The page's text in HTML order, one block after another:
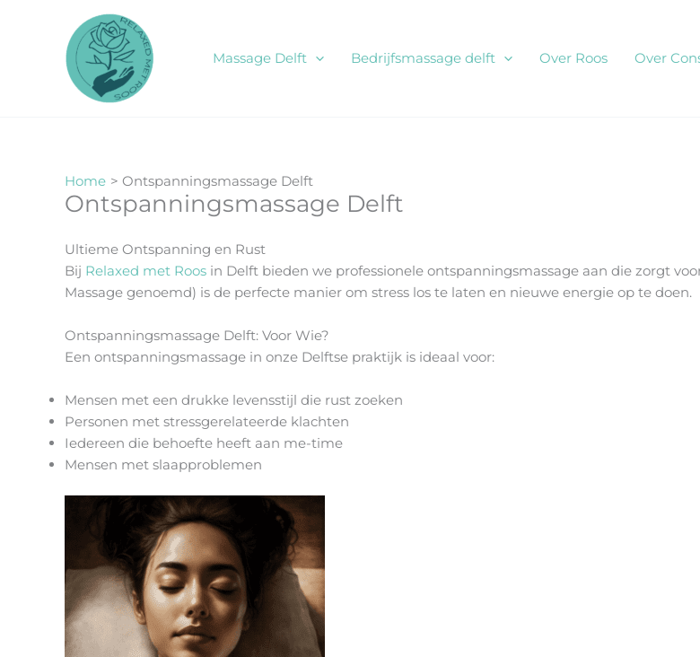
Massage Delft Bedrijfsmassage delft Over Roos Over
Home Ontspanningsmassage Delft
Ontspanningsmassage Delft
Ultieme Ontspanning en Rust
Bij Relaxed met Roos in Delft bieden we professionele ontspanningsmassage aan die zorgt
Massage genoemd) is de perfecte manier om stress los te laten en nieuwe energie op te doen.
Ontspanningsmassage Delft: Voor Wie?
Een ontspanningsmassage in onze Delftse praktijk is ideaal voor:
Mensen met een drukke levensstijl die rust zoeken
Personen met stressgerelateerde klachten
Iedereen die behoefte heeft aan me-time
Mensen met slaapproblemen